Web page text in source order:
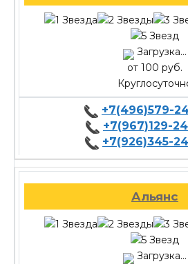
Загрузка...
от 100 руб.
+7(496)579-
+7(967)129-
+7(926)345-
Альянс
Загрузка...